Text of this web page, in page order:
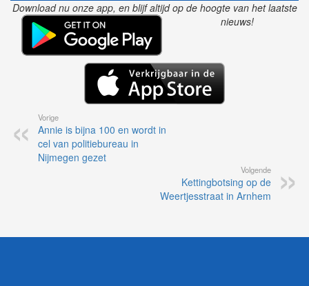
Download nu onze app, en blijf altijd op de hoogte van het laatste
nieuws!
Vorige
Annie is bijna 100 en wordt in
cel van politiebureau in
Nijmegen gezet
Volgende
Kettingbotsing op de
Weertjesstraat in Arnhem